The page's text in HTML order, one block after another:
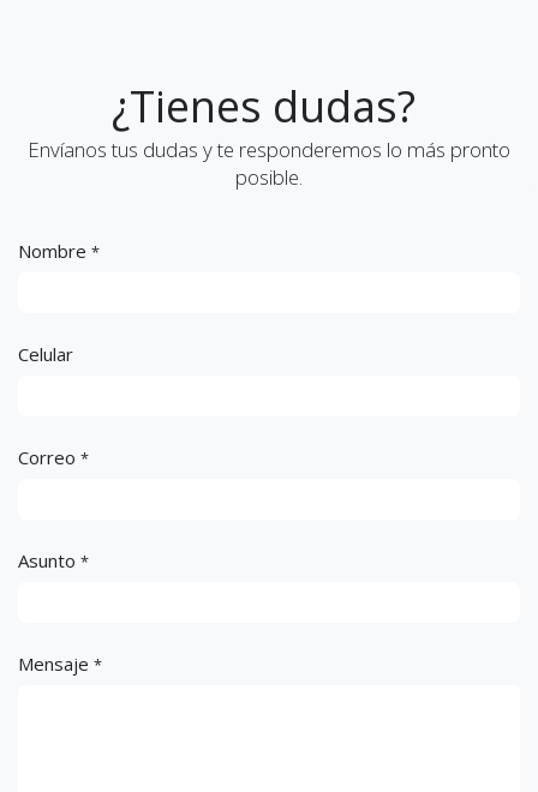
¿Tienes dudas?
Envíanos tus dudas y te responderemos lo más pronto
posible.
Nombre *
Celular
Correo *
Asunto *
Mensaje *